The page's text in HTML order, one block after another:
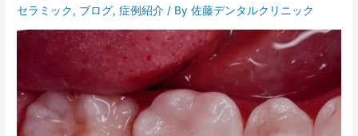
セラミック, ブログ,症例紹介 / By佐藤デンタルクリニック